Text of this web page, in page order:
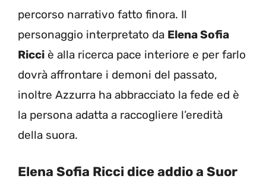
percorso narrativo fatto finora. Il
personaggio interpretato da Elena Sofia
Ricci è alla ricerca pace interiore e per farlo
dovrà affrontare i demoni del passato,
inoltre Azzurra ha abbracciato la fede ed è
la persona adatta a raccogliere l’eredità
della suora.
Elena Sofia Ricci dice addio a Suor